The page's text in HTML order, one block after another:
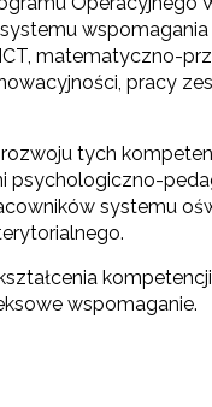
matematyczno-
pracy
tych
psychologiczno-
systemu
wspomaganie.